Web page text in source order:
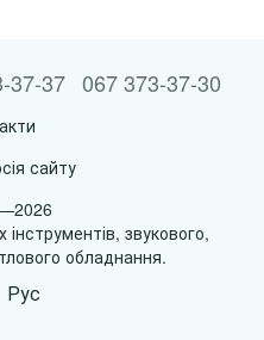
37-37 067 373-37-30
сайту
звукового,
обладнання.
Рус